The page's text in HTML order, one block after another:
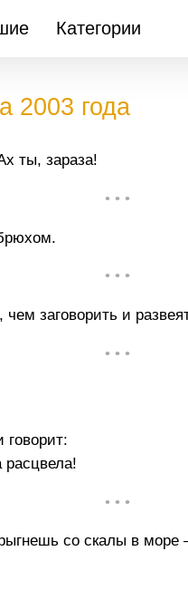
Категории
2003 года
ты, зараза!
• • •
• • •
заговорить и
• • •
• • •
со скалы в море